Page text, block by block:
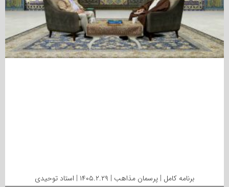
برنامه کامل | پرسمان مذاهب | ۱۴۰۵.۲.۲۹ | استاد توحیدی